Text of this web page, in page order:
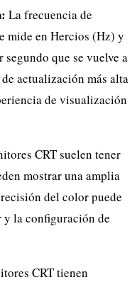
La frecuencia de
mide en Hercios (Hz) y
segundo que se vuelve a
actualización más alta
de visualización
CRT suelen tener
mostrar una amplia
del color puede
la configuración de
CRT tienen